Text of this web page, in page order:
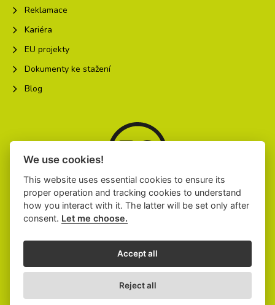
Reklamace
Kariéra
EU projekty
Dokumenty ke stažení
Blog
1996-2026
© 2026 Colognia press, a. s.
We use cookies!
This website uses essential cookies to ensure its
proper operation and tracking cookies to understand
how you interact with it. The latter will be set only after
consent. Let me choose.
Accept all
Reject all